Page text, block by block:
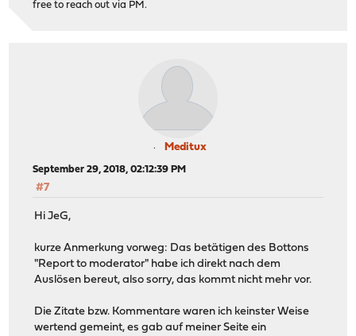
free to reach out via PM.
Meditux
September 29, 2018, 02:12:39 PM
#7
Hi JeG,
kurze Anmerkung vorweg: Das betätigen des Bottons
"Report to moderator" habe ich direkt nach dem
Auslösen bereut, also sorry, das kommt nicht mehr vor.
Die Zitate bzw. Kommentare waren ich keinster Weise
wertend gemeint, es gab auf meiner Seite ein